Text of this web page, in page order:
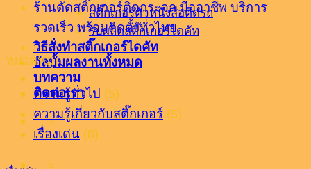
สติ๊กเกอร์ตัวหนังสือติดรถ
รับผลิตสติ๊กเกอร์ไดคัท
วิธีสั่งทำสติ๊กเกอร์ไดคัท
อัลบั้มผลงานทั้งหมด
บทความ
ติดต่อเรา
ร้านตัดสติ๊กเกอร์ติดกระจก มืออาชีพ บริการ
รวดเร็ว พร้อมติดตั้งทั่วไทย
หมวดหมู่
ความรู้ทั่วไป (5)
ความรู้เกี่ยวกับสติ๊กเกอร์ (5)
เรื่องเด่น (8)